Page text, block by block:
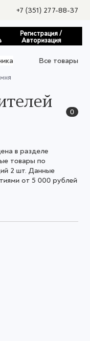
+7 (351) 277-88-37
Регистрация /
Авторизация
Все товары
0
в разделе
товары по
2 шт. Данные
от 5 000 рублей